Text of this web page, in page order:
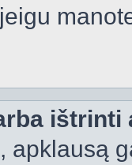
ištrinti
apklausą